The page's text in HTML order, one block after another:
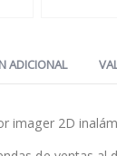
ADICIONAL
imager 2D